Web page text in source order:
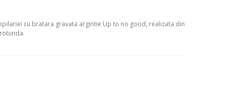
cu bratara gravata argintie Up to no good, realizata din